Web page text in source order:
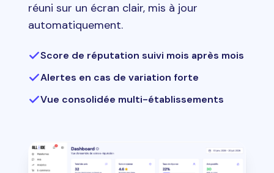
réuni sur un écran clair, mis à jour
automatiquement.
Score de réputation suivi mois après mois
Alertes en cas de variation forte
Vue consolidée multi-établissements